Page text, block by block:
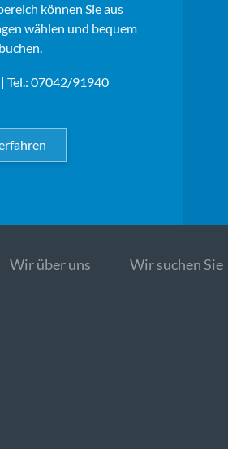
können Sie aus
wählen und bequem
Tel.: 07042/91940
Wir über uns Wir suchen Sie